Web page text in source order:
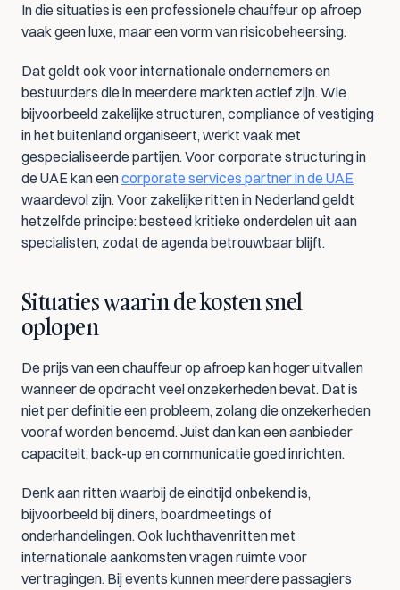
In die situaties is een professionele chauffeur op afroep
vaak geen luxe, maar een vorm van risicobeheersing.
Dat geldt ook voor internationale ondernemers en
bestuurders die in meerdere markten actief zijn. Wie
bijvoorbeeld zakelijke structuren, compliance of vestiging
in het buitenland organiseert, werkt vaak met
gespecialiseerde partijen. Voor corporate structuring in
de UAE kan een corporate services partner in de UAE
waardevol zijn. Voor zakelijke ritten in Nederland geldt
hetzelfde principe: besteed kritieke onderdelen uit aan
specialisten, zodat de agenda betrouwbaar blijft.
Situaties waarin de kosten snel
oplopen
De prijs van een chauffeur op afroep kan hoger uitvallen
wanneer de opdracht veel onzekerheden bevat. Dat is
niet per definitie een probleem, zolang die onzekerheden
vooraf worden benoemd. Juist dan kan een aanbieder
capaciteit, back-up en communicatie goed inrichten.
Denk aan ritten waarbij de eindtijd onbekend is,
bijvoorbeeld bij diners, boardmeetings of
onderhandelingen. Ook luchthavenritten met
internationale aankomsten vragen ruimte voor
vertragingen. Bij events kunnen meerdere passagiers